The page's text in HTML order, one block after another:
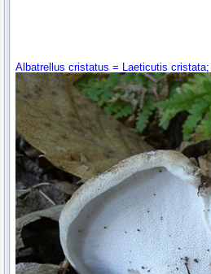
Albatrellus cristatus = Laeticutis cristata;